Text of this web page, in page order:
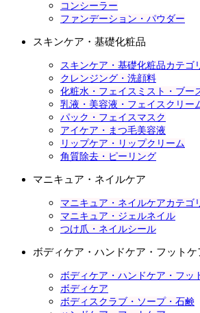
コンシーラー
ファンデーション・パウダー
スキンケア・基礎化粧品
スキンケア・基礎化粧品カテゴ
クレンジング・洗顔料
化粧水・フェイスミスト・ブー
乳液・美容液・フェイスクリー
パック・フェイスマスク
アイケア・まつ毛美容液
リップケア・リップクリーム
角質除去・ピーリング
マニキュア・ネイルケア
マニキュア・ネイルケアカテゴ
マニキュア・ジェルネイル
つけ爪・ネイルシール
ボディケア・ハンドケア・フットケ
ボディケア・ハンドケア・フッ
ボディケア
ボディスクラブ・ソープ・石鹸